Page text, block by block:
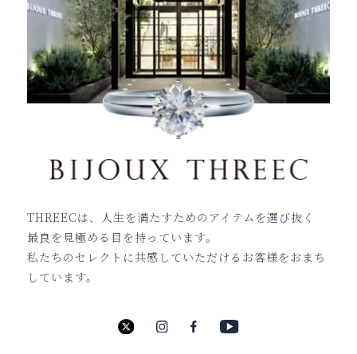
THREECは、人生を満たすためのアイテムを選び抜く
最良を見極める目を持っています。
私たちのセレクトに共感していただけるお客様をおまち
しています。